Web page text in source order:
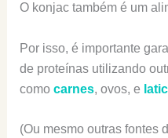
O konjac também é um
Por isso, é importante
de proteínas utilizando
como carnes, ovos, e
(Ou mesmo outras fontes